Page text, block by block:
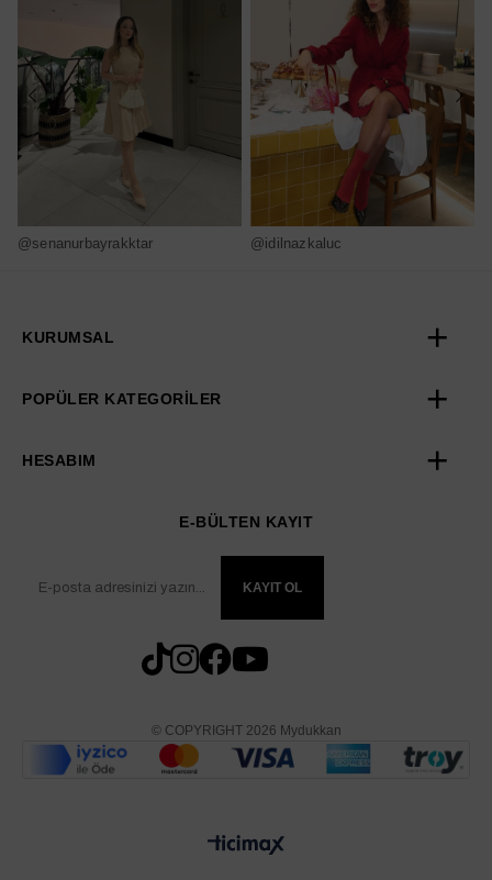
@senanurbayrakktar @idilnazkaluc
KURUMSAL
POPÜLER KATEGORİLER
HESABIM
E-BÜLTEN KAYIT
KAYIT OL
© COPYRIGHT 2026 Mydukkan